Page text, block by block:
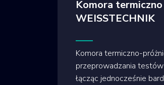
Komora
WEISSTECHNIK
Komora termiczno-
przeprowadzania
łącząc jednocześnie